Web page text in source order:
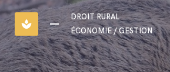
spa
DROIT RURAL
ÉCONOMIE / GESTION